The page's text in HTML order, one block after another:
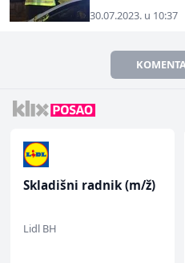
30.07.2023. u 10:37
Skladišni radnik (m/ž)
Lidl BH